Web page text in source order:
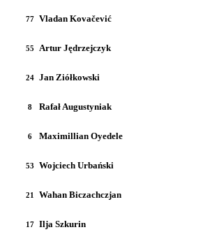
77 Vladan Kovačević
55 Artur Jędrzejczyk
24 Jan Ziółkowski
8 Rafał Augustyniak
6 Maximillian Oyedele
53 Wojciech Urbański
21 Wahan Biczachczjan
17 Ilja Szkurin